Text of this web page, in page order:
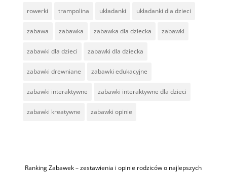
rowerki trampolina układanki układanki dla dzieci
zabawa zabawka zabawka dla dziecka zabawki
zabawki dla dzieci zabawki dla dziecka
zabawki drewniane zabawki edukacyjne
zabawki interaktywne zabawki interaktywne dla dzieci
zabawki kreatywne zabawki opinie
Ranking Zabawek – zestawienia i opinie rodziców o najlepszych